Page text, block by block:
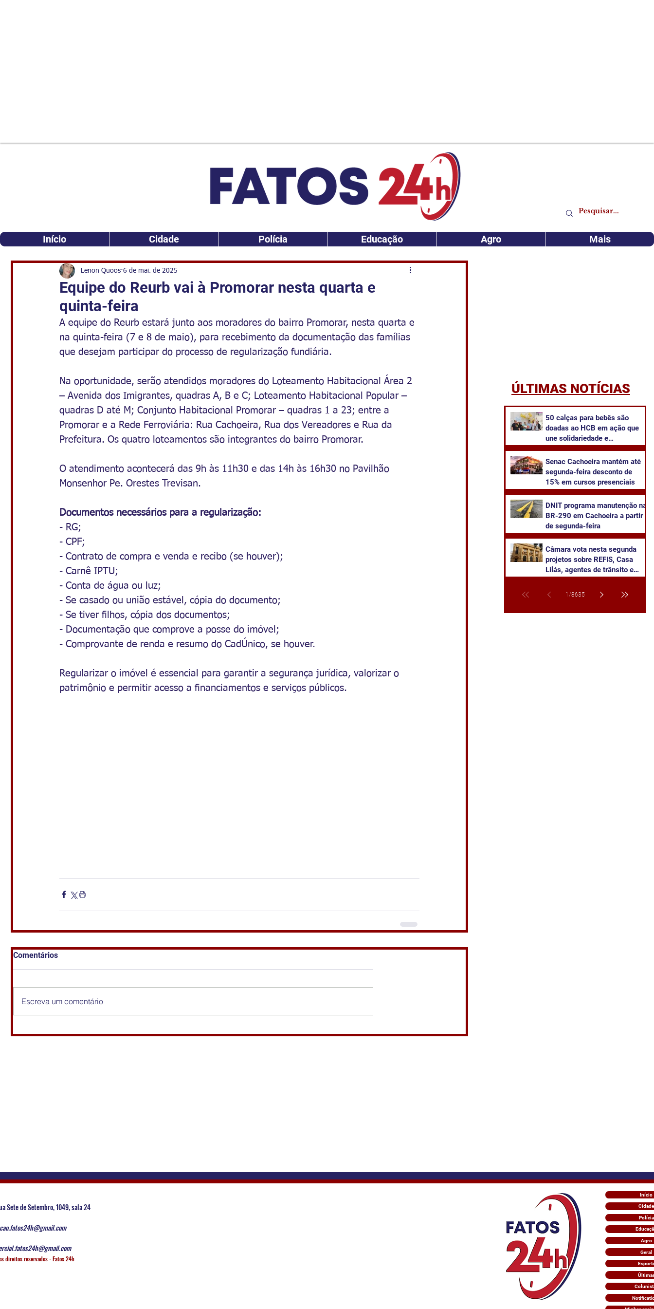
Início Cidade Polícia Educação Agro Mais
​Equipe do Reurb vai à Promorar nesta quarta e
quinta-feira
Lenon Quoos 6 de mai. de 2025
A equipe do Reurb estará junto aos moradores do bairro Promorar, nesta quarta e
na quinta-feira (7 e 8 de maio), para recebimento da documentação das famílias
que desejam participar do processo de regularização fundiária.
Na oportunidade, serão atendidos moradores do Loteamento Habitacional Área 2
– Avenida dos Imigrantes, quadras A, B e C; Loteamento Habitacional Popular –
quadras D até M; Conjunto Habitacional Promorar – quadras 1 a 23; entre a
Promorar e a Rede Ferroviária: Rua Cachoeira, Rua dos Vereadores e Rua da
Prefeitura. Os quatro loteamentos são integrantes do bairro Promorar.
O atendimento acontecerá das 9h às 11h30 e das 14h às 16h30 no Pavilhão
Monsenhor Pe. Orestes Trevisan.
Documentos necessários para a regularização:
- RG;
- CPF;
- Contrato de compra e venda e recibo (se houver);
- Carnê IPTU;
- Conta de água ou luz;
- Se casado ou união estável, cópia do documento;
- Se tiver filhos, cópia dos documentos;
- Documentação que comprove a posse do imóvel;
- Comprovante de renda e resumo do CadÚnico, se houver.
Regularizar o imóvel é essencial para garantir a segurança jurídica, valorizar o
patrimônio e permitir acesso a financiamentos e serviços públicos.
Comentários
Escreva um comentário
ÚLTIMAS NOTÍCIAS
50 calças para bebês são
doadas ao HCB em ação que
une solidariedade e
Senac Cachoeira mantém até
segunda-feira desconto de
15% em cursos presenciais
DNIT programa manutenção na
BR-290 em Cachoeira a partir
de segunda-feira
Câmara vota nesta segunda
projetos sobre REFIS, Casa
Lilás, agentes de trânsito e
1 /8635
Sete de Setembro, 1049, sala 24
direitos reservados - Fatos 24h
Início
Cidade
Polícia
Agro
Geral